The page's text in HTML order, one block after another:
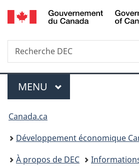
au
à
du
à
Recherche
Recherche
DEC
Menu
MENU PRINCIPAL
Vous
êtes
ici :
Canada.ca
Développement économique Canada
À propos de DEC